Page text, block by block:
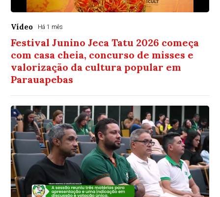
Vídeo Há 1 mês
Festival Junino Jeca Tatu 2026 começa
com casa cheia, concurso de misses e
valorização da cultura popular em
Parauapebas